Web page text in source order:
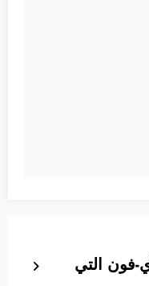
فون التي